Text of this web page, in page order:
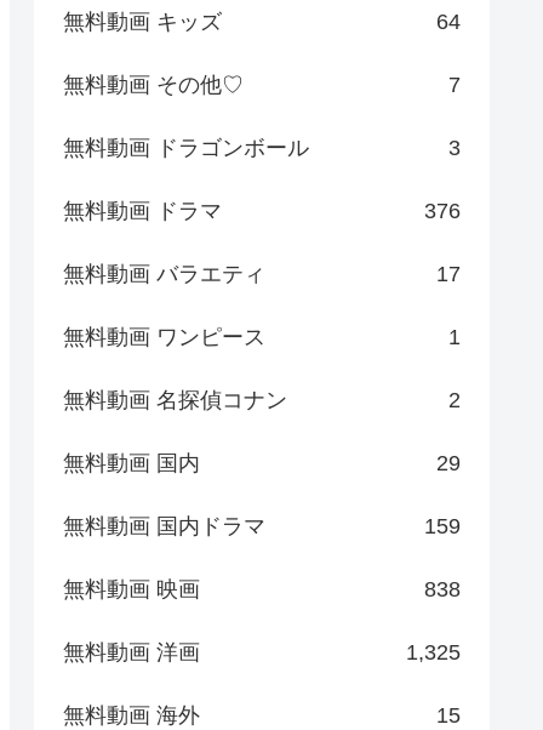
無料動画 キッズ 64
無料動画 その他♡ 7
無料動画 ドラゴンボール 3
無料動画 ドラマ 376
無料動画 バラエティ 17
無料動画 ワンピース 1
無料動画 名探偵コナン 2
無料動画 国内 29
無料動画 国内ドラマ 159
無料動画 映画 838
無料動画 洋画 1,325
無料動画 海外 15